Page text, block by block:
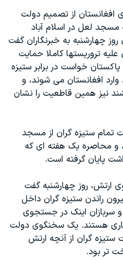
از تصميم دولت
مسجد لعل در اسلام آباد
چهارشنبه به خبرنگاران گفت
عليه تروريستها کاملا حمايت
خواست در برابر ستيزه
وارد افغانستان می شوند، و
نيز همين قاطعيت را نشان
تمام ستيزه گران از مسجد
و محاصره يک هفته ای که
ارتش، روز چهارشنبه گفت
راندن ستيزه گران داخل
سربازان اينک در جستجوی
هستند. يک سخنگوی دولت
گران از آنچه ارتش
تر بود.